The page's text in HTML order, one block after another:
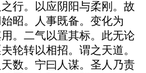
行。以应阴阳与柔刚。故
昭。人事既备。变化为
。二气以置其标。此无论
轮转以相招。谓之天道。
数。宁曰人谋。圣人乃责